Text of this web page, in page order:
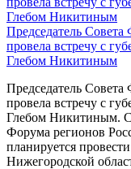
Председатель
провела встречу с
Глебом Никитиным
Председатель
провела встречу с
Глебом Никитиным.
Форума регионов
планируется
Нижегородской